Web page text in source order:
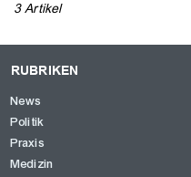
3 Artikel
RUBRIKEN
News
Politik
Praxis
Medizin